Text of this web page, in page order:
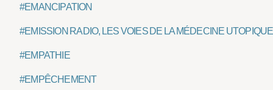
#EMANCIPATION
#EMISSION RADIO, LES VOIES DE LA MÉDECINE UTOPIQUE
#EMPATHIE
#EMPÊCHEMENT